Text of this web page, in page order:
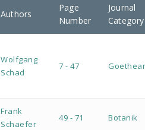
Authors
Page
Number
Journal
Category
Wolfgang
Schad
7 - 47
Frank
Schaefer
49 - 71 Botanik